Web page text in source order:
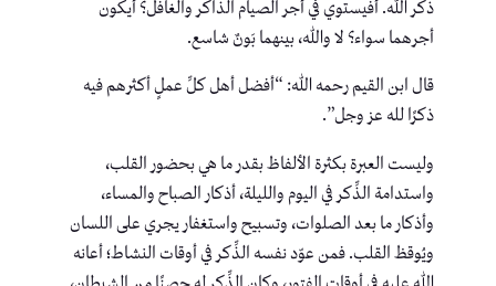
ذكر الله. أفيستوي في أجر الصيام الذاكر والغافل؟ أيكون
أجرهما سواء؟ لا والله، بينهما بَونٌ شاسع.
قال ابن القيم رحمه الله: “أفضل أهل كلِّ عملٍ أكثرهم فيه
ذكرًا لله عز وجل”.
وليست العبرة بكثرة الألفاظ بقدر ما هي بحضور القلب،
واستدامة الذِّكر في اليوم والليلة، أذكار الصباح والمساء،
وأذكار ما بعد الصلوات، وتسبيح واستغفار يجري على اللسان
ويُوقظ القلب. فمن عوّد نفسه الذِّكر في أوقات النشاط؛ أعانه